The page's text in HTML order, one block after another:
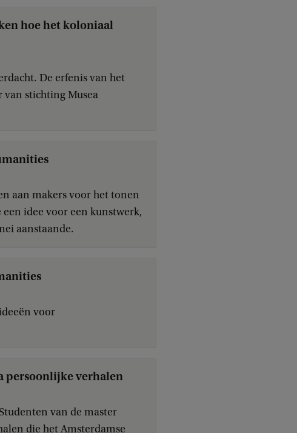
hoe het koloniaal
De erfenis van het
stichting Musea
aan makers voor het tonen
idee voor een kunstwerk,
aanstaande.
voor
persoonlijke verhalen
van de master
die het Amsterdamse